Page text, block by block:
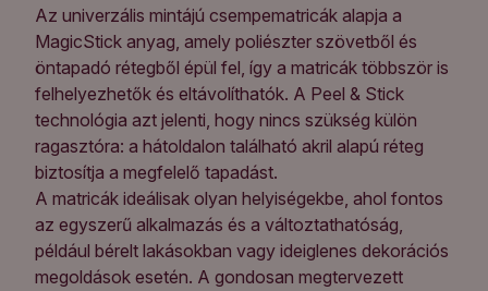
Az univerzális mintájú csempematricák alapja a
MagicStick anyag, amely poliészter szövetből és
öntapadó rétegből épül fel, így a matricák többször is
felhelyezhetők és eltávolíthatók. A Peel & Stick
technológia azt jelenti, hogy nincs szükség külön
ragasztóra: a hátoldalon található akril alapú réteg
biztosítja a megfelelő tapadást.
A matricák ideálisak olyan helyiségekbe, ahol fontos
az egyszerű alkalmazás és a változtathatóság,
például bérelt lakásokban vagy ideiglenes dekorációs
megoldások esetén. A gondosan megtervezett